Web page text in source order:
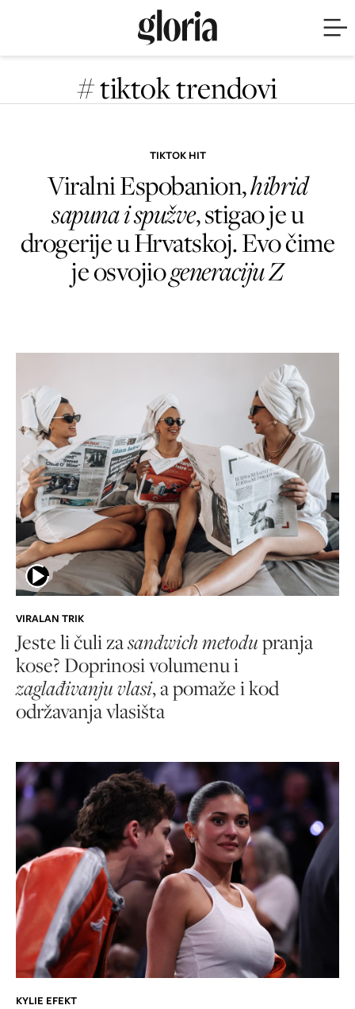
# tiktok trendovi
TIKTOK HIT
Viralni Espobanion,hibrid
sapuna i spužve, stigao je u
drogerije u Hrvatskoj. Evo čime
je osvojiogeneraciju Z
VIRALAN TRIK
Jeste li čuli zasandwich metodupranja
kose? Doprinosi volumenu i
zaglađivanju vlasi, a pomaže i kod
održavanja vlasišta
KYLIE EFEKT